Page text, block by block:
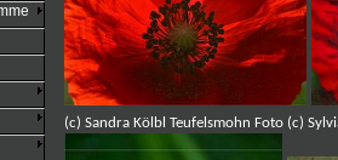
(c) Sandra Kölbl Teufelsmohn Foto (c)